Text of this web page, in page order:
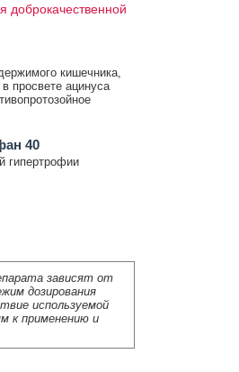
доброкачественной
кишечника,
просвете ацинуса
40
гипертрофии
зависят от
дозирования
используемой
к применению и